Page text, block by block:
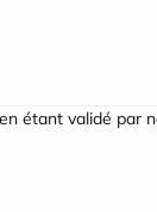
étant validé par